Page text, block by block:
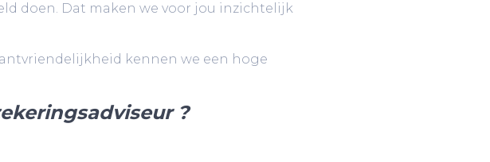
doen. Dat maken we voor jou inzichtelijk
kennen we een hoge
?